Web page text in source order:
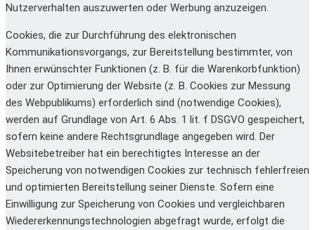
Nutzerverhalten auszuwerten oder Werbung anzuzeigen.
Cookies, die zur Durchführung des elektronischen
Kommunikationsvorgangs, zur Bereitstellung bestimmter, von
Ihnen erwünschter Funktionen (z. B. für die Warenkorbfunktion)
oder zur Optimierung der Website (z. B. Cookies zur Messung
des Webpublikums) erforderlich sind (notwendige Cookies),
werden auf Grundlage von Art. 6 Abs. 1 lit. f DSGVO gespeichert,
sofern keine andere Rechtsgrundlage angegeben wird. Der
Websitebetreiber hat ein berechtigtes Interesse an der
Speicherung von notwendigen Cookies zur technisch fehlerfreien
und optimierten Bereitstellung seiner Dienste. Sofern eine
Einwilligung zur Speicherung von Cookies und vergleichbaren
Wiedererkennungstechnologien abgefragt wurde, erfolgt die